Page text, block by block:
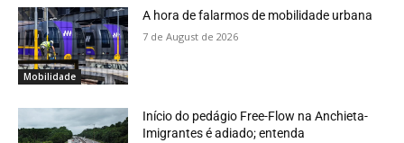
Mobilidade
A hora de falarmos de mobilidade urbana
7 de August de 2026
Início do pedágio Free-Flow na Anchieta-
Imigrantes é adiado; entenda